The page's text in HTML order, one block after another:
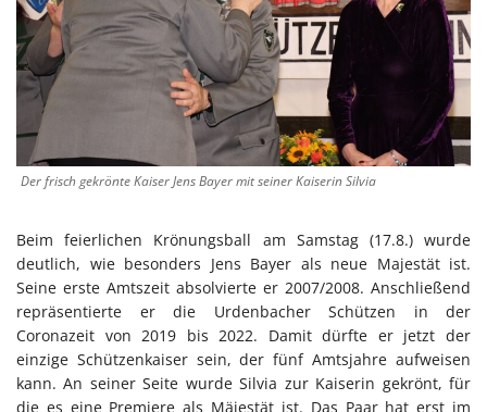
Der frisch gekrönte Kaiser Jens Bayer mit seiner Kaiserin Silvia
Beim feierlichen Krönungsball am Samstag (17.8.) wurde
deutlich, wie besonders Jens Bayer als neue Majestät ist.
Seine erste Amtszeit absolvierte er 2007/2008. Anschließend
repräsentierte er die Urdenbacher Schützen in der
Coronazeit von 2019 bis 2022. Damit dürfte er jetzt der
einzige Schützenkaiser sein, der fünf Amtsjahre aufweisen
kann. An seiner Seite wurde Silvia zur Kaiserin gekrönt, für
die es eine Premiere als Mäjestät ist. Das Paar hat erst im